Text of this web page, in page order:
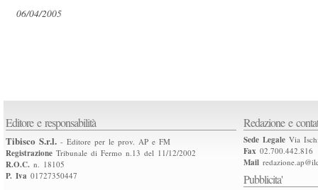
06/04/2005
Editore e responsabilità
Tibisco S.r.l. - Editore per le prov. AP e FM
Registrazione Tribunale di Fermo n.13 del 11/12/2002
R.O.C. n. 18105
P. Iva 01727350447
Redazione e
Sede Legale Via
Fax 02.700.442.816
Mail
Pubblicita'